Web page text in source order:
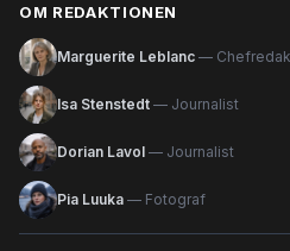
OM REDAKTIONEN
Marguerite Leblanc —
Isa Stenstedt — Journalist
Dorian Lavol — Journalist
Pia Luuka — Fotograf